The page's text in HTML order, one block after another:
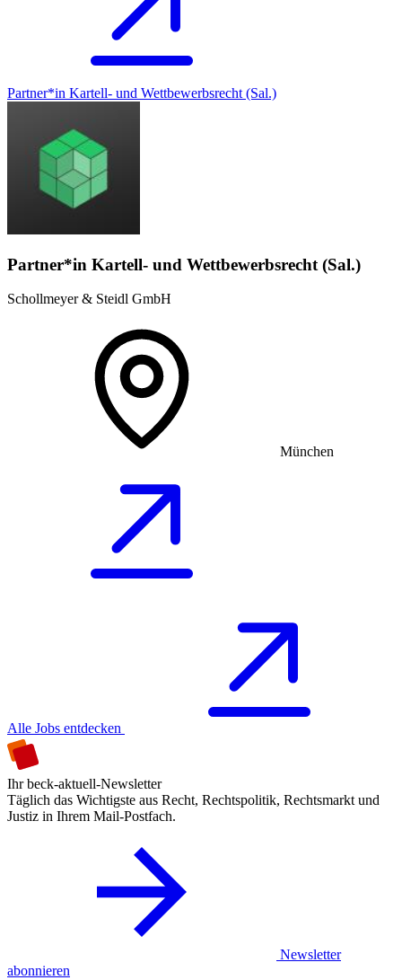
Partner*in Kartell- und Wettbewerbsrecht (Sal.)
Partner*in Kartell- und Wettbewerbsrecht (Sal.)
Schollmeyer & Steidl GmbH
München
Alle Jobs entdecken
Ihr beck-aktuell-Newsletter
Täglich das Wichtigste aus Recht, Rechtspolitik, Rechtsmarkt und
Justiz in Ihrem Mail-Postfach.
Newsletter
abonnieren